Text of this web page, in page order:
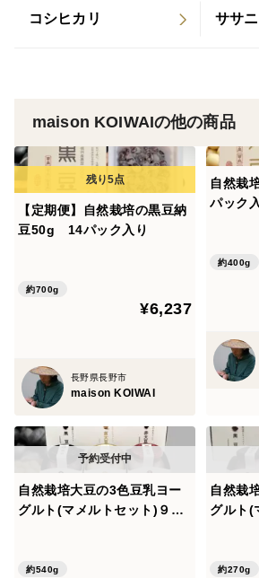
コシヒカリ ササ
maison KOIWAIの他の商品
【定期便】自然栽培の黒豆納
豆50g 14パック入り
約700g
¥6,237
長野県長野市
maison KOIWAI
自然栽
パック
約400g
自然栽培大豆の3色豆乳ヨー
グルト(マメルトセット)９０
約540g
自然栽
グルト(
約270g